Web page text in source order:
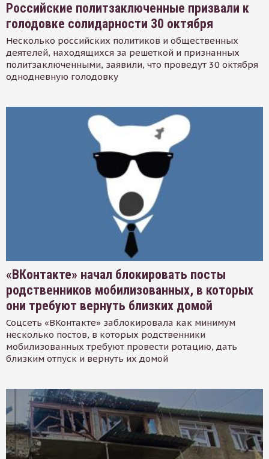
Российские политзаключенные призвали к
голодовке солидарности 30 октября
Несколько российских политиков и общественных
деятелей, находящихся за решеткой и признанных
политзаключенными, заявили, что проведут 30 октября
однодневную голодовку
«ВКонтакте» начал блокировать посты
родственников мобилизованных, в которых
они требуют вернуть близких домой
Соцсеть «ВКонтакте» заблокировала как минимум
несколько постов, в которых родственники
мобилизованных требуют провести ротацию, дать
близким отпуск и вернуть их домой